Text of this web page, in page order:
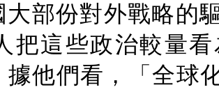
大部份對外戰略的
把這些政治較量
據他們看，「全球